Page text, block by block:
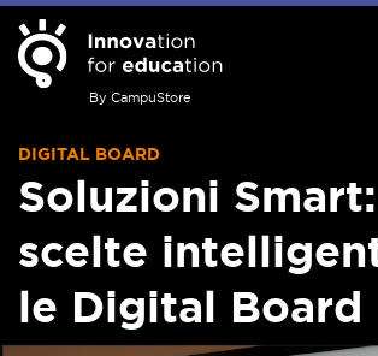
By CampuStore
DIGITAL BOARD
Soluzioni
scelte
le Digital Board